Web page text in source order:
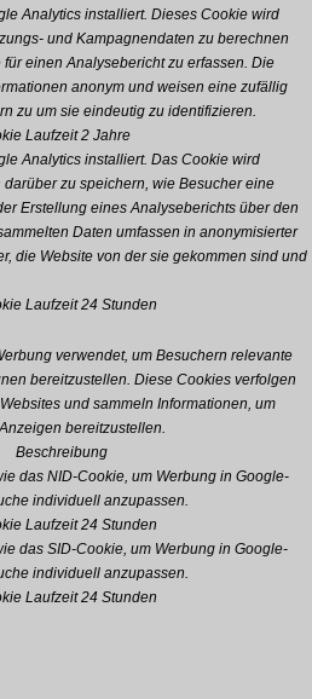
Analytics installiert. Dieses Cookie wird
und Kampagnendaten zu berechnen
einen Analysebericht zu erfassen. Die
anonym und weisen eine zufällig
zu um sie eindeutig zu identifizieren.
Laufzeit 2 Jahre
Analytics installiert. Das Cookie wird
zu speichern, wie Besucher eine
Erstellung eines Analyseberichts über den
Daten umfassen in anonymisierter
die Website von der sie gekommen sind und
Laufzeit 24 Stunden
verwendet, um Besuchern relevante
bereitzustellen. Diese Cookies verfolgen
und sammeln Informationen, um
bereitzustellen.
Beschreibung
das NID-Cookie, um Werbung in Google-
individuell anzupassen.
Laufzeit 24 Stunden
das SID-Cookie, um Werbung in Google-
individuell anzupassen.
Laufzeit 24 Stunden